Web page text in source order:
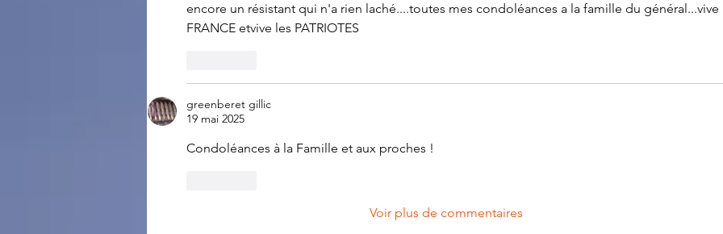
encore un résistant qui n'a rien laché....toutes mes condoléances a la famille du
FRANCE etvive les PATRIOTES
greenberet gillic
19 mai 2025
Condoléances à la Famille et aux proches !
Voir plus de commentaires